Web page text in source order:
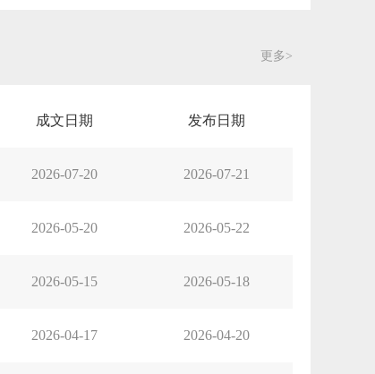
更多>
成文日期 发布日期
2026-07-20 2026-07-21
2026-05-20 2026-05-22
2026-05-15 2026-05-18
2026-04-17 2026-04-20